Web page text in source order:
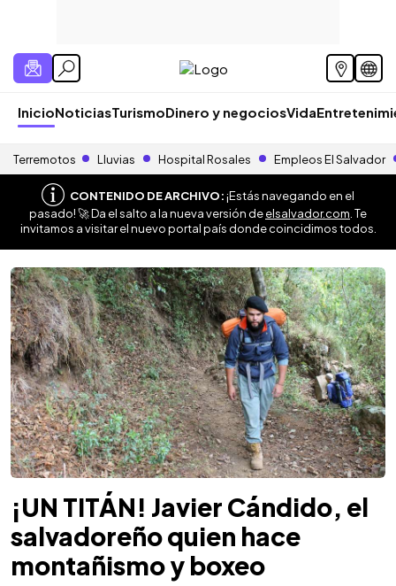
InicioNoticiasTurismoDinero y negociosVida
Terremotos Lluvias Hospital Rosales Empleos El Salvador
CONTENIDO DE ARCHIVO:¡Estás navegando en el
pasado! 🚀 Da el salto a la nueva versión deelsalvador.com . Te
invitamos a visitar el nuevo portal país donde coincidimos todos.
¡UN TITÁN! Javier Cándido, el
salvadoreño quien hace
montañismo y boxeo